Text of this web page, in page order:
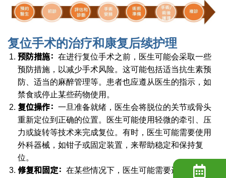
复位手术的治疗和康复后续护理
预防措施： 在进行复位手术之前，医生可能会采取一些
预防措施，以减少手术风险。这可能包括适当抗生素预
防、适当的麻醉管理等。患者也应遵从医生的指示，如
禁食或停止某些药物使用。
复位操作： 一旦准备就绪，医生会将脱位的关节或骨头
重新定位到正确的位置。医生可能使用轻微的牵引、压
力或旋转等技术来完成复位。有时，医生可能需要使用
外科器械，如钳子或固定装置，来帮助稳定和保持复
位。
修复和固定： 在某些情况下，医生可能需要进一步修复